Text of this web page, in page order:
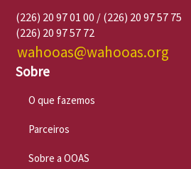
(226) 20 97 01 00 / (226) 20 97 57 75
(226) 20 97 57 72
wahooas@wahooas.org
Sobre
O que fazemos
Parceiros
Sobre a OOAS